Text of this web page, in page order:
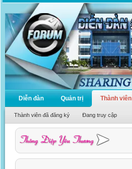
Diễn đàn Quản trị Thành viên
Thành viên đã đăng ký Đang truy cập